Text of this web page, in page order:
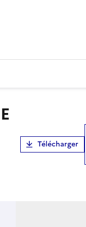
Télécharger